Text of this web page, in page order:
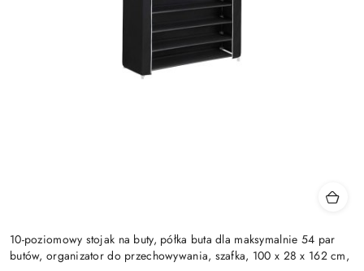
10-poziomowy stojak na buty, półka buta dla maksymalnie 54 par
butów, organizator do przechowywania, szafka, 100 x 28 x 162 cm,